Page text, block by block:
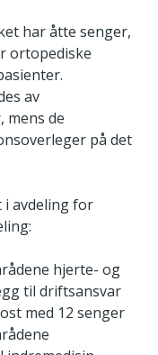
har åtte senger,
ortopediske
av
mens de
på det
avdeling for
hjerte- og
til driftsansvar
med 12 senger